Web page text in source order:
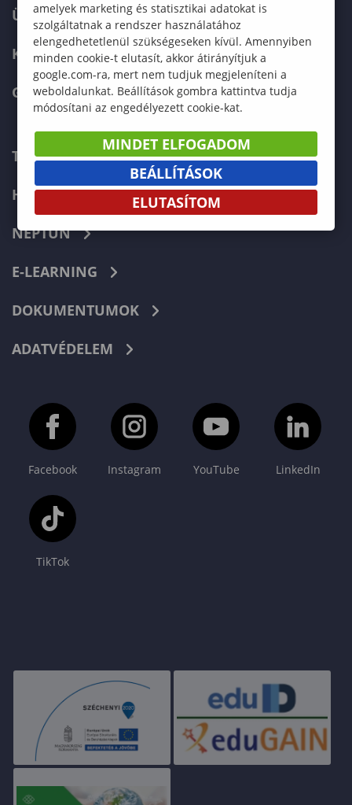
ÜZLETI PARTNEREKNEK
KARRIER
GREEN UNIVERSITY
TELEFONKÖNYV
HIBABEJELENTÉS
NEPTUN
E-LEARNING
DOKUMENTUMOK
ADATVÉDELEM
Facebook Instagram YouTube LinkedIn
TikTok
amelyek marketing és statisztikai adatokat is
szolgáltatnak a rendszer használatához
elengedhetetlenül szükségeseken kívül. Amennyiben
minden cookie-t elutasít, akkor átirányítjuk a
google.com-ra, mert nem tudjuk megjeleníteni a
weboldalunkat. Beállítások gombra kattintva tudja
módosítani az engedélyezett cookie-kat.
MINDET ELFOGADOM
BEÁLLÍTÁSOK
ELUTASÍTOM